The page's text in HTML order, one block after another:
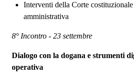
Interventi della Corte
amministrativa
8° Incontro - 23 settembre
Dialogo con la dogana e strumenti
operativa